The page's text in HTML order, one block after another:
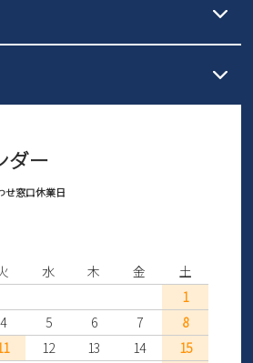
上げで送料無料
！
いただけるよう、サイズ交換の受付期
口休業日となります。
ダー
せ窓口休業日
水 木 金
土
1
4 5 6 7
8
12 13 14
15